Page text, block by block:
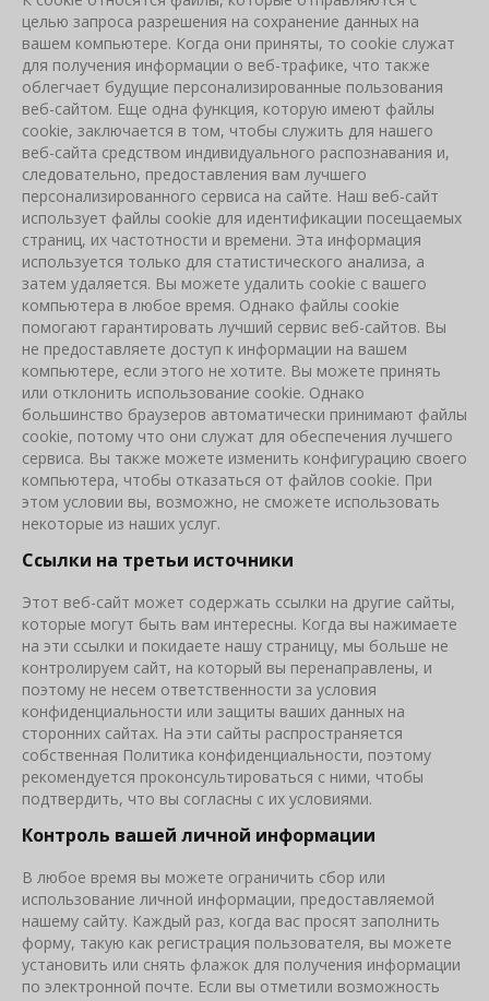
целью запроса разрешения на сохранение данных на
вашем компьютере. Когда они приняты, то cookie служат
для получения информации о веб-трафике, что также
облегчает будущие персонализированные пользования
веб-сайтом. Еще одна функция, которую имеют файлы
cookie, заключается в том, чтобы служить для нашего
веб-сайта средством индивидуального распознавания и,
следовательно, предоставления вам лучшего
персонализированного сервиса на сайте. Наш веб-сайт
использует файлы cookie для идентификации посещаемых
страниц, их частотности и времени. Эта информация
используется только для статистического анализа, а
затем удаляется. Вы можете удалить cookie с вашего
компьютера в любое время. Однако файлы cookie
помогают гарантировать лучший сервис веб-сайтов. Вы
не предоставляете доступ к информации на вашем
компьютере, если этого не хотите. Вы можете принять
или отклонить использование cookie. Однако
большинство браузеров автоматически принимают файлы
cookie, потому что они служат для обеспечения лучшего
сервиса. Вы также можете изменить конфигурацию своего
компьютера, чтобы отказаться от файлов cookie. При
этом условии вы, возможно, не сможете использовать
некоторые из наших услуг.
Ссылки на третьи источники
Этот веб-сайт может содержать ссылки на другие сайты,
которые могут быть вам интересны. Когда вы нажимаете
на эти ссылки и покидаете нашу страницу, мы больше не
контролируем сайт, на который вы перенаправлены, и
поэтому не несем ответственности за условия
конфиденциальности или защиты ваших данных на
сторонних сайтах. На эти сайты распространяется
собственная Политика конфиденциальности, поэтому
рекомендуется проконсультироваться с ними, чтобы
подтвердить, что вы согласны с их условиями.
Контроль вашей личной информации
В любое время вы можете ограничить сбор или
использование личной информации, предоставляемой
нашему сайту. Каждый раз, когда вас просят заполнить
форму, такую ​​как регистрация пользователя, вы можете
установить или снять флажок для получения информации
по электронной почте. Если вы отметили возможность